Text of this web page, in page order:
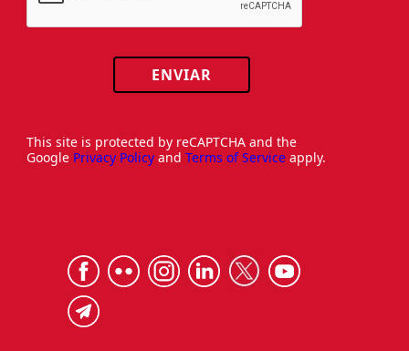
ENVIAR
This site is protected by reCAPTCHA and the
Google Privacy Policy and Terms of Service apply.